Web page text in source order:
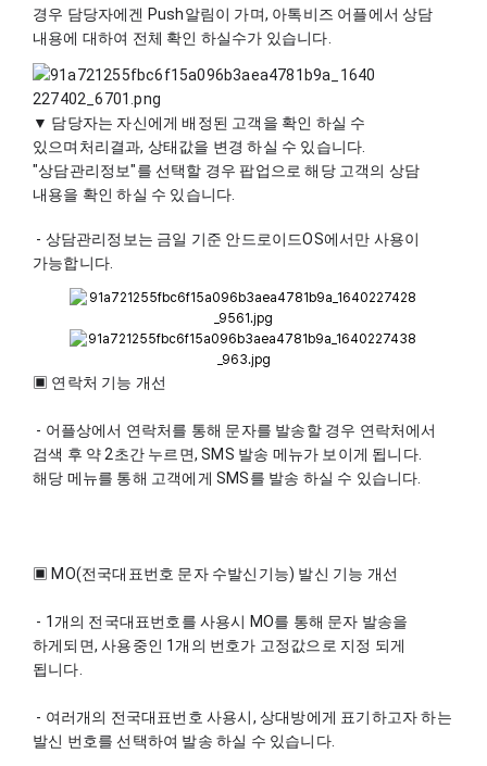
경우 담당자에겐 Push알림이 가며, 아톡비즈 어플에서 상담
내용에 대하여 전체 확인 하실수가 있습니다.
▼ 담당자는 자신에게 배정된 고객을 확인 하실 수
있으며처리결과, 상태값을 변경 하실 수 있습니다.
"상담관리정보"를 선택할 경우 팝업으로 해당 고객의 상담
내용을 확인 하실 수 있습니다.
가능합니다.
▣ 연락처 기능 개선
검색 후 약 2초간 누르면, SMS 발송 메뉴가 보이게 됩니다.
해당 메뉴를 통해 고객에게 SMS를 발송 하실 수 있습니다.
▣ MO(전국대표번호 문자 수발신기능) 발신 기능 개선
하게되면, 사용중인 1개의 번호가 고정값으로 지정 되게
됩니다.
발신 번호를 선택하여 발송 하실 수 있습니다.